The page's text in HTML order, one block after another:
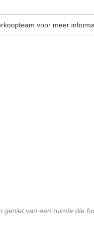
voor meer
van een ruimte die